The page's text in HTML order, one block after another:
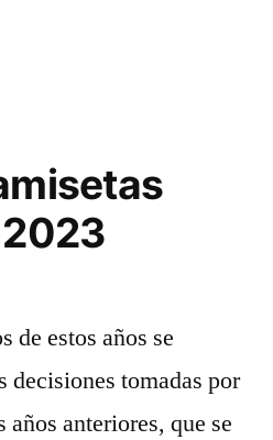
de estos años se
decisiones tomadas por
anteriores, que se